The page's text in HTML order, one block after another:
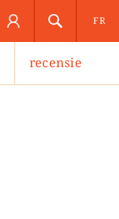
FR
recensie